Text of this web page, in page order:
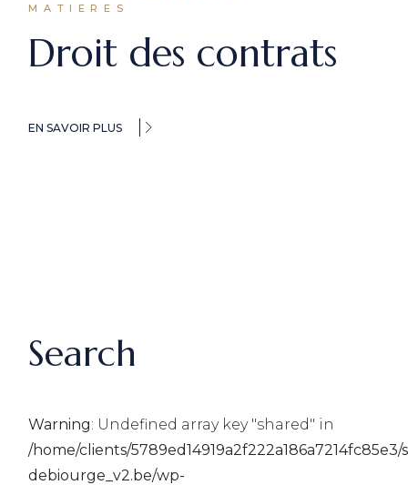
MATIERES
Droit des contrats
EN SAVOIR PLUS
Search
Warning: Undefined array key "shared" in
/home/clients/
debiourge_v2.be/wp-